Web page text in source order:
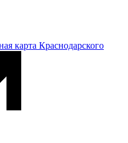
карта Краснодарского